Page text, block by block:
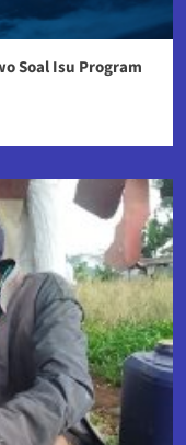
Soal Isu Program